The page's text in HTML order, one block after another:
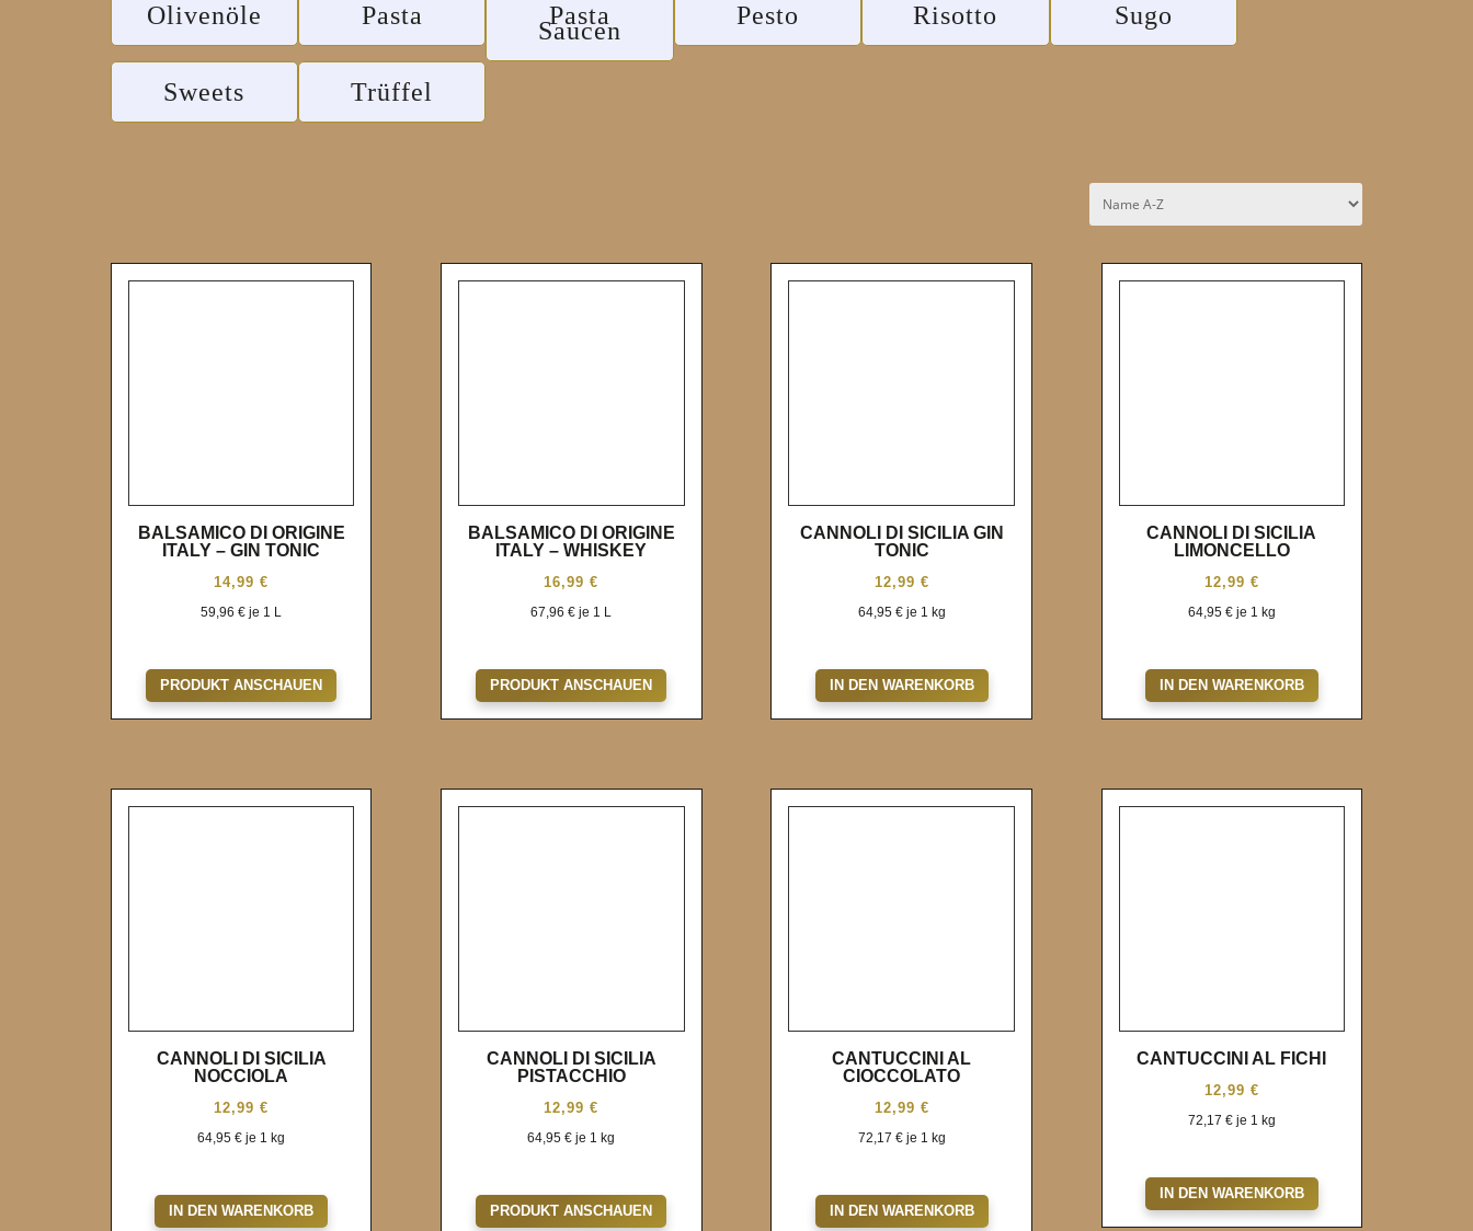
Olivenöle Pasta Pasta
Saucen
Pesto Risotto Sugo
Sweets Trüffel
BALSAMICO DI ORIGINE
ITALY – GIN TONIC
14,99€
59,96€ je 1 L
PRODUKT ANSCHAUEN
BALSAMICO DI ORIGINE
ITALY – WHISKEY
16,99€
67,96€ je 1 L
PRODUKT ANSCHAUEN
CANNOLI DI SICILIA GIN
TONIC
12,99 €
64,95 €je 1 kg
IN DEN WARENKORB
CANNOLI DI SICILIA
LIMONCELLO
12,99 €
64,95 €je 1 kg
IN DEN WARENKORB
CANNOLI DI SICILIA
NOCCIOLA
12,99€
64,95€ je 1 kg
IN DEN WARENKORB
CANNOLI DI SICILIA
PISTACCHIO
12,99€
64,95€ je 1 kg
PRODUKT ANSCHAUEN
CANTUCCINI AL
CIOCCOLATO
12,99 €
72,17 €je 1 kg
IN DEN WARENKORB
CANTUCCINI AL FICHI
12,99 €
72,17 €je 1 kg
IN DEN WARENKORB